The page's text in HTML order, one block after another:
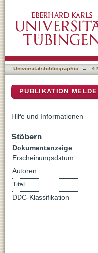
Universitätsbibliographie → 4
PUBLIKATION
Hilfe und Informationen
Stöbern
Dokumentanzeige
Erscheinungsdatum
Autoren
Titel
DDC-Klassifikation